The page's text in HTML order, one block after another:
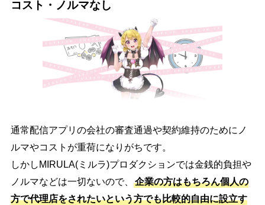
コスト・ノルマなし
通常配信アプリの会社の審査通過や契約維持のためにノ
ルマやコストが重荷になりがちです。
しかしMIRULA(ミルラ)プロダクションでは金銭的負担や
ノルマなどは一切ないので、
企業の方はもちろん個人の
方で代理店をされたいという方でも比較的自由に設立す